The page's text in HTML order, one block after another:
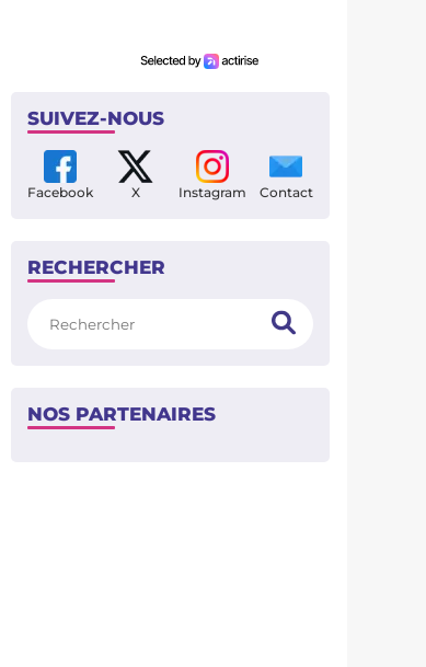
SUIVEZ-NOUS
Facebook X Instagram Contact
RECHERCHER
NOS PARTENAIRES